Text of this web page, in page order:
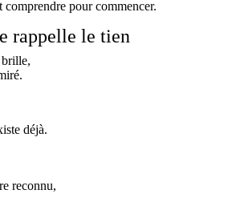
comprendre pour commencer.
rappelle le tien
brille,
déjà.
reconnu,